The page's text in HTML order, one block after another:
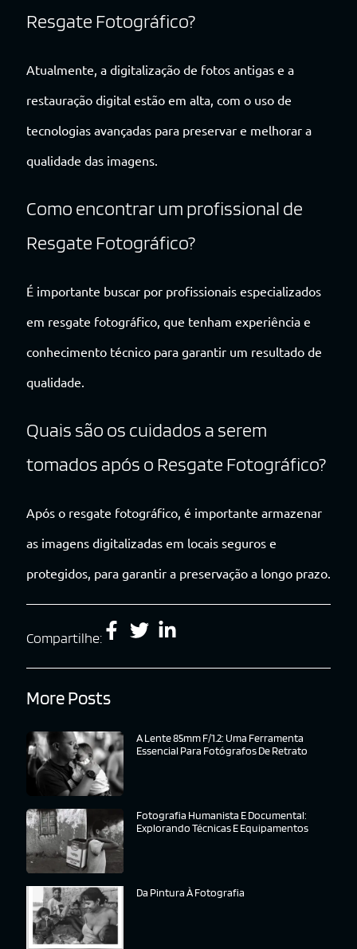
Resgate Fotográfico?
Atualmente, a digitalização de fotos antigas e a
restauração digital estão em alta, com o uso de
tecnologias avançadas para preservar e melhorar a
qualidade das imagens.
Como encontrar um profissional de
Resgate Fotográfico?
É importante buscar por profissionais especializados
em resgate fotográfico, que tenham experiência e
conhecimento técnico para garantir um resultado de
qualidade.
Quais são os cuidados a serem
tomados após o Resgate Fotográfico?
Após o resgate fotográfico, é importante armazenar
as imagens digitalizadas em locais seguros e
protegidos, para garantir a preservação a longo prazo.
Compartilhe:
More Posts
A Lente 85mm F/1.2: Uma Ferramenta
Essencial Para Fotógrafos De Retrato
Fotografia Humanista E Documental:
Explorando Técnicas E Equipamentos
Da Pintura À Fotografia